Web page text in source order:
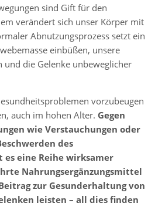
sind Gift für den
verändert sich unser Körper mit
Abnutzungsprozess setzt ein
einbüßen, unsere
und die Gelenke unbeweglicher
vorzubeugen
auch im hohen Alter. Gegen
wie Verstauchungen oder
des
es eine Reihe wirksamer
Nahrungsergänzungsmittel
zur Gesunderhaltung von
leisten – all dies finden